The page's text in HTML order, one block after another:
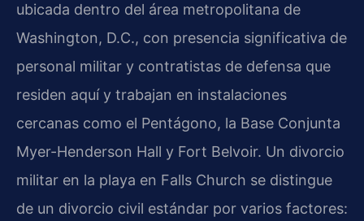
ubicada dentro del área metropolitana de
Washington, D.C., con presencia significativa de
personal militar y contratistas de defensa que
residen aquí y trabajan en instalaciones
cercanas como el Pentágono, la Base Conjunta
Myer-Henderson Hall y Fort Belvoir. Un divorcio
militar en la playa en Falls Church se distingue
de un divorcio civil estándar por varios factores: